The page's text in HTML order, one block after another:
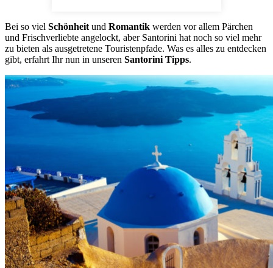
Bei so viel Schönheit und Romantik werden vor allem Pärchen
und Frischverliebte angelockt, aber Santorini hat noch so viel mehr
zu bieten als ausgetretene Touristenpfade. Was es alles zu entdecken
gibt, erfahrt Ihr nun in unseren Santorini Tipps.